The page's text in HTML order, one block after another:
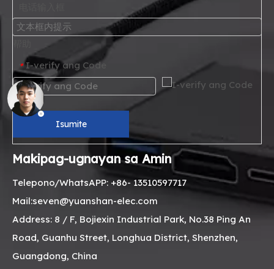
* I-verify ang Code
Isumite
Makipag-ugnayan sa Amin
Telepono/WhatsAPP: +86- 13510597717
Mail:seven@yuanshan-elec.com
Address: 8 / F, Bojiexin Industrial Park, No.38 Ping An
Road, Guanhu Street, Longhua District, Shenzhen,
Guangdong, China